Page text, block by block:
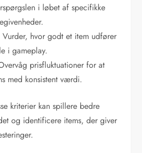
i løbet af specifikke
Vurder, hvor godt et item udfører
i gameplay.
prisfluktuationer for at
med konsistent værdi.
kriterier kan spillere bedre
og identificere items, der giver